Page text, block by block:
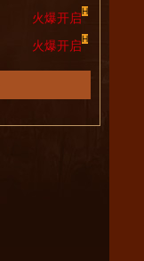
火爆开启H
火爆开启H